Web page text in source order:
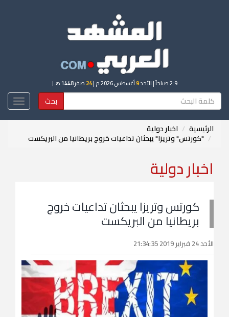
2:9 صباحاً | الأحد9أغسطس 2026 م | 24 صفر 1448 هـ |
بحث
الرئيسية اخبار دولية
"كورتس" وتريزا" يبحثان تداعيات خروج بريطانيا من البريكست
اخبار دولية
كورتس وتريزا يبحثان تداعيات خروج
بريطانيا من البريكست
الأحد 24 فبراير 2019 21:34:35